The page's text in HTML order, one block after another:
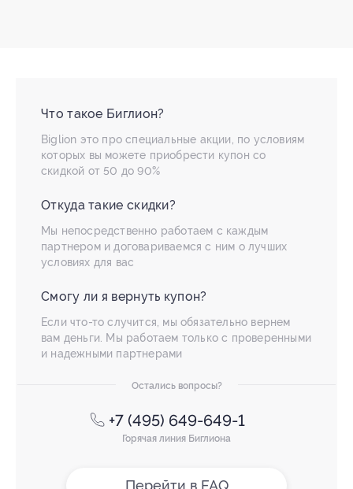
Что такое Биглион?
Biglion это про специальные акции, по условиям
которых вы можете приобрести купон со
скидкой от 50 до 90%
Откуда такие скидки?
Мы непосредственно работаем с каждым
партнером и договариваемся с ним о лучших
условиях для вас
Смогу ли я вернуть купон?
Если что-то случится, мы обязательно вернем
вам деньги. Мы работаем только с проверенными
и надежными партнерами
Остались вопросы?
+7 (495) 649-649-1
Горячая линия Биглиона
Перейти в FAQ